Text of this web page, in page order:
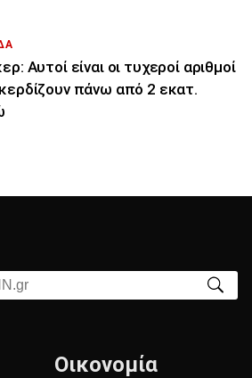
Αυτοί είναι οι τυχεροί αριθμοί
πάνω από 2 εκατ.
Οικονομία